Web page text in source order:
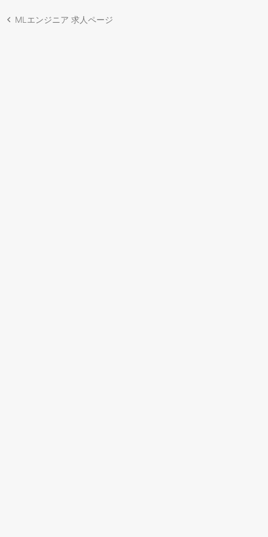
MLエンジニア 求人ページ